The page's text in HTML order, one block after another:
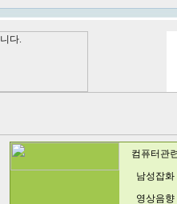
컴퓨터관
남성잡화
영상음향